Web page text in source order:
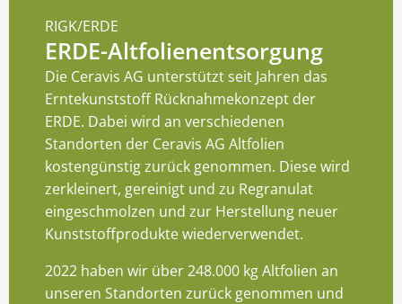
RIGK/ERDE
ERDE-Altfolienentsorgung
Die Ceravis AG unterstützt seit Jahren das
Erntekunststoff Rücknahmekonzept der
ERDE. Dabei wird an verschiedenen
Standorten der Ceravis AG Altfolien
kostengünstig zurück genommen. Diese wird
zerkleinert, gereinigt und zu Regranulat
eingeschmolzen und zur Herstellung neuer
Kunststoffprodukte wiederverwendet.
2022 haben wir über 248.000 kg Altfolien an
unseren Standorten zurück genommen und
Farm Station